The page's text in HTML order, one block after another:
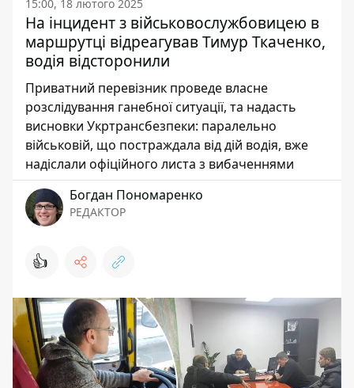
15:00, 18 лютого 2025
На інцидент з військовослужбовицею в
маршрутці відреагував Тимур Ткаченко,
водія відсторонили
Приватний перевізник проведе власне
розслідування ганебної ситуації, та надасть
висновки Укртрансбезпеки: паралельно
військовій, що постраждала від дій водія, вже
надіслали офіційного листа з вибаченнями
Богдан Пономаренко
РЕДАКТОР
👍